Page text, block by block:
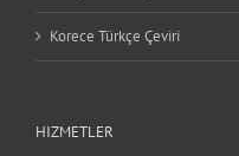
Korece Türkçe Çeviri
HIZMETLER